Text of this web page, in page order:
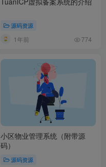
源码资源
1年前 774
小区物业管理系统（附带源
码）
源码资源